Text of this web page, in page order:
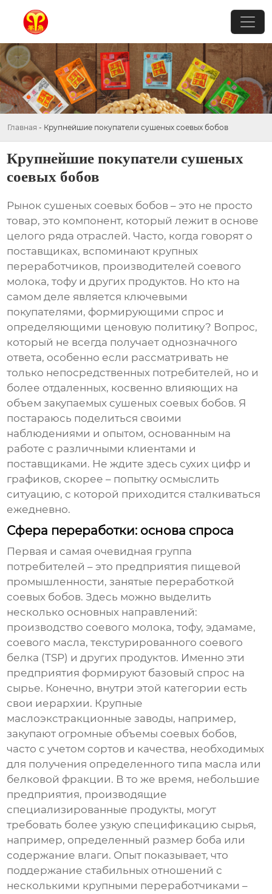
Главная - Крупнейшие покупатели сушеных соевых бобов
Крупнейшие покупатели сушеных
соевых бобов
Рынок сушеных соевых бобов – это не просто
товар, это компонент, который лежит в основе
целого ряда отраслей. Часто, когда говорят о
поставщиках, вспоминают крупных
переработчиков, производителей соевого
молока, тофу и других продуктов. Но кто на
самом деле является ключевыми
покупателями, формирующими спрос и
определяющими ценовую политику? Вопрос,
который не всегда получает однозначного
ответа, особенно если рассматривать не
только непосредственных потребителей, но и
более отдаленных, косвенно влияющих на
объем закупаемых сушеных соевых бобов. Я
постараюсь поделиться своими
наблюдениями и опытом, основанным на
работе с различными клиентами и
поставщиками. Не ждите здесь сухих цифр и
графиков, скорее – попытку осмыслить
ситуацию, с которой приходится сталкиваться
ежедневно.
Сфера переработки: основа спроса
Первая и самая очевидная группа
потребителей – это предприятия пищевой
промышленности, занятые переработкой
соевых бобов. Здесь можно выделить
несколько основных направлений:
производство соевого молока, тофу, эдамаме,
соевого масла, текстурированного соевого
белка (TSP) и других продуктов. Именно эти
предприятия формируют базовый спрос на
сырье. Конечно, внутри этой категории есть
свои иерархии. Крупные
маслоэкстракционные заводы, например,
закупают огромные объемы соевых бобов,
часто с учетом сортов и качества, необходимых
для получения определенного типа масла или
белковой фракции. В то же время, небольшие
предприятия, производящие
специализированные продукты, могут
требовать более узкую спецификацию сырья,
например, определенный размер боба или
содержание влаги. Опыт показывает, что
поддержание стабильных отношений с
несколькими крупными переработчиками –